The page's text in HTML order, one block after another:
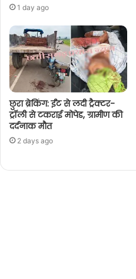
1 day ago
छुरा ब्रेकिंग: ईंट से लदी ट्रैक्टर-
ट्रॉली से टकराई मोपेड, ग्रामीण की
दर्दनाक मौत
2 days ago